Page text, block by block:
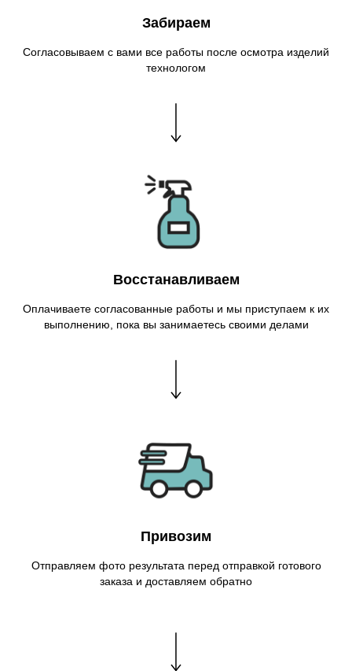
Забираем
Согласовываем с вами все работы после осмотра изделий
технологом
Восстанавливаем
Оплачиваете согласованные работы и мы приступаем к их
выполнению, пока вы занимаетесь своими делами
Привозим
Отправляем фото результата перед отправкой готового
заказа и доставляем обратно